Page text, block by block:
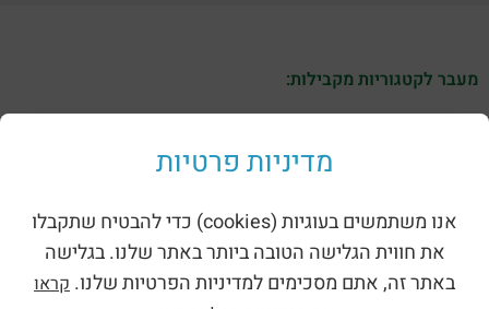
מעבר לקטגוריות מקבילות:
מדיניות פרטיות
אנו משתמשים בעוגיות (cookies) כדי להבטיח שתקבלו
את חווית הגלישה הטובה ביותר באתר שלנו. בגלישה
באתר זה, אתם מסכימים למדיניות הפרטיות שלנו. קראו